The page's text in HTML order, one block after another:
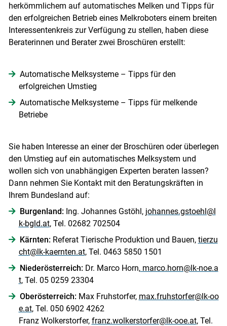
herkömmlichem auf automatisches Melken und Tipps für
den erfolgreichen Betrieb eines Melkroboters einem breiten
Interessentenkreis zur Verfügung zu stellen, haben diese
Beraterinnen und Berater zwei Broschüren erstellt:
Automatische Melksysteme – Tipps für den
erfolgreichen Umstieg
Automatische Melksysteme – Tipps für melkende
Betriebe
Sie haben Interesse an einer der Broschüren oder überlegen
den Umstieg auf ein automatisches Melksystem und
wollen sich von unabhängigen Experten beraten lassen?
Dann nehmen Sie Kontakt mit den Beratungskräften in
Ihrem Bundesland auf:
Burgenland: Ing. Johannes Gstöhl, johannes.gstoehl@l
k-bgld.at, Tel. 02682 702504
Kärnten:Referat Tierische Produktion und Bauen, tierzu
cht@lk-kaernten.at, Tel. 0463 5850 1501
Niederösterreich:Dr. Marco Horn,marco.horn@lk-noe.a
t, Tel. 05 0259 23304
Oberösterreich: Max Fruhstorfer, max.fruhstorfer@lk-oo
e.at, Tel. 050 6902 4262
Franz Wolkerstorfer, franz.wolkerstorfer@lk-ooe.at, Tel.